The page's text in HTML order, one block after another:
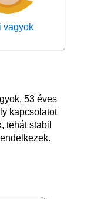
vagyok
53 éves
kapcsolatot
tehát stabil